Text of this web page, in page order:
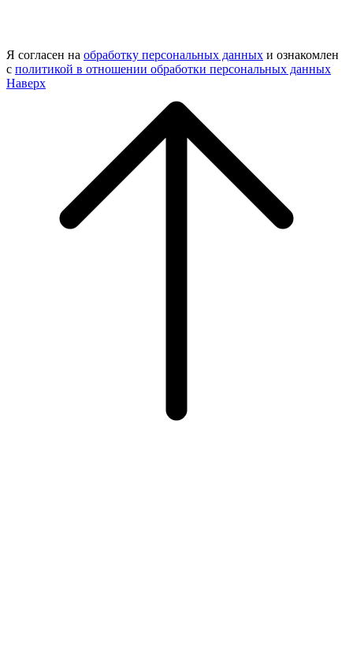
Я согласен на обработку персональных данных и ознакомлен
с политикой в отношении обработки персональных данных
Наверх